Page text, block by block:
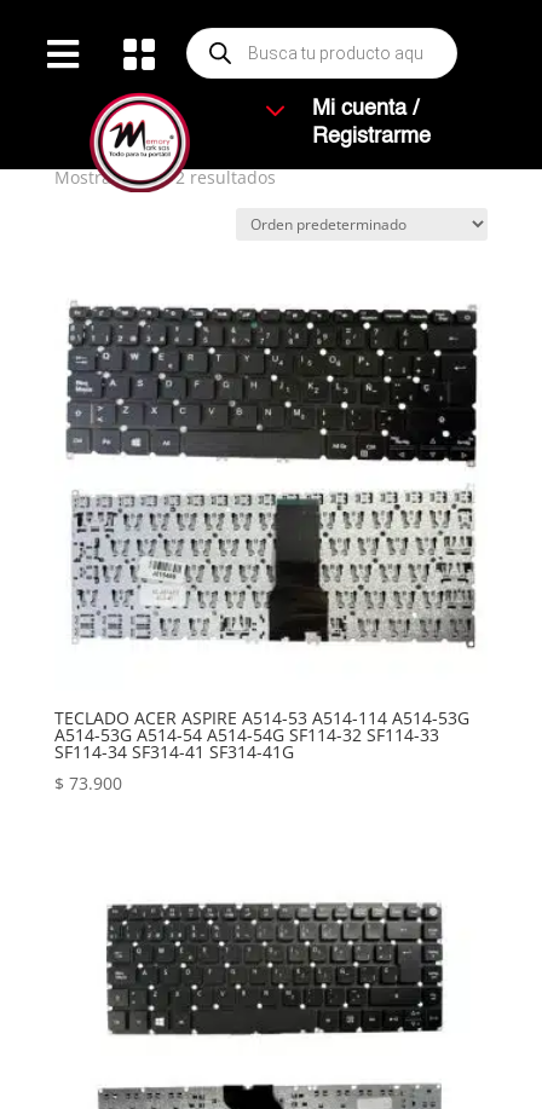
  Búsqueda
de
productos
3
Mi cuenta /
Registrarme
/ Productos etiquetados “E5-452”
E5-452
Mostrando los 2 resultados
TECLADO ACER ASPIRE A514-53 A514-114 A514-53G
A514-53G A514-54 A514-54G SF114-32 SF114-33
SF114-34 SF314-41 SF314-41G
$ 73.900